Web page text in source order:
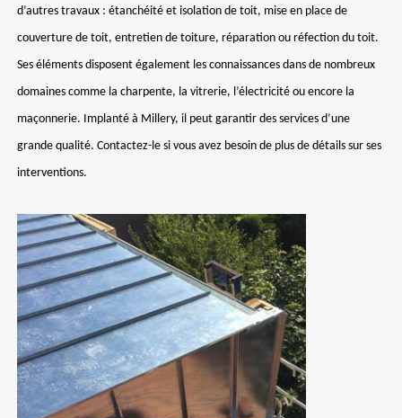
d’autres travaux : étanchéité et isolation de toit, mise en place de
couverture de toit, entretien de toiture, réparation ou réfection du toit.
Ses éléments disposent également les connaissances dans de nombreux
domaines comme la charpente, la vitrerie, l’électricité ou encore la
maçonnerie. Implanté à Millery, il peut garantir des services d’une
grande qualité. Contactez-le si vous avez besoin de plus de détails sur ses
interventions.